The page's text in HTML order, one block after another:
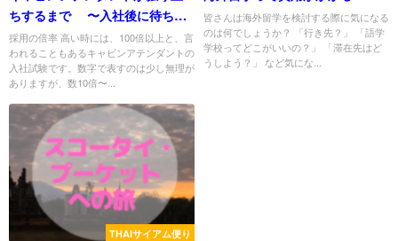
ちするまで 〜入社後に待ち構
える鬼の初期訓練〜
採用の倍率 高い時には、100倍以上と、言
われることもあるキャビンアテンダントの
入社試験です。数字で表すのは少し無理が
ありますが、数10倍〜...
皆さんは海外留学を検討する際に気になる
のは何でしょうか？ 「行き先？」 「語学
学校ってどこがいいの？」 「滞在先はど
うしよう？」 など気にな...
THAIサイアム便り